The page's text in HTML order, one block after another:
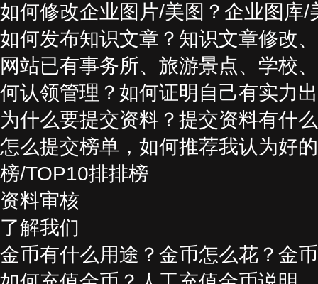
如何修改企业图片/美图？企业图库/
如何发布知识文章？知识文章修改
网站已有事务所、旅游景点、学校
何认领管理？如何证明自己有实力
为什么要提交资料？提交资料有什
怎么提交榜单，如何推荐我认为好
榜/TOP10排排榜
资料审核
了解我们
金币有什么用途？金币怎么花？金